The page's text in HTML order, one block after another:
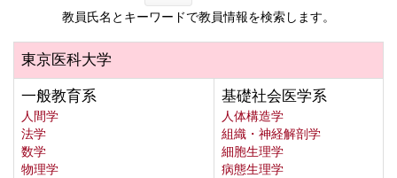
教員氏名とキーワードで教員情報を検索します。
東京医科大学
一般教育系
人間学
法学
数学
物理学
基礎社会医学系
人体構造学
組織・神経解剖学
細胞生理学
病態生理学